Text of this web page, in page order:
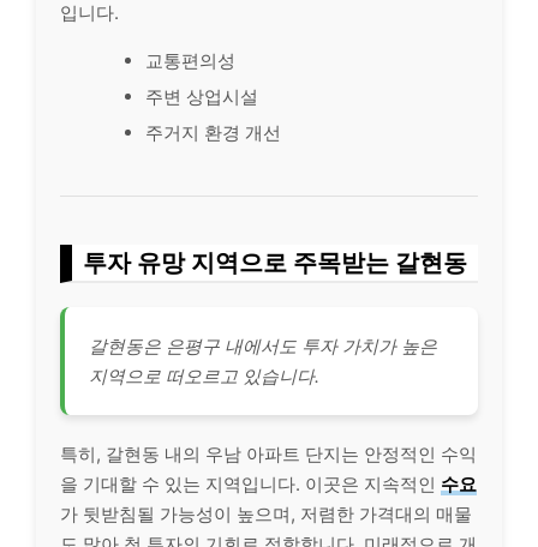
입니다.
교통편의성
주변 상업시설
주거지 환경 개선
투자 유망 지역으로 주목받는 갈현동
갈현동은 은평구 내에서도 투자 가치가 높은
지역으로 떠오르고 있습니다.
특히, 갈현동 내의 우남 아파트 단지는 안정적인 수익
을 기대할 수 있는 지역입니다. 이곳은 지속적인 수요
가 뒷받침될 가능성이 높으며, 저렴한 가격대의 매물